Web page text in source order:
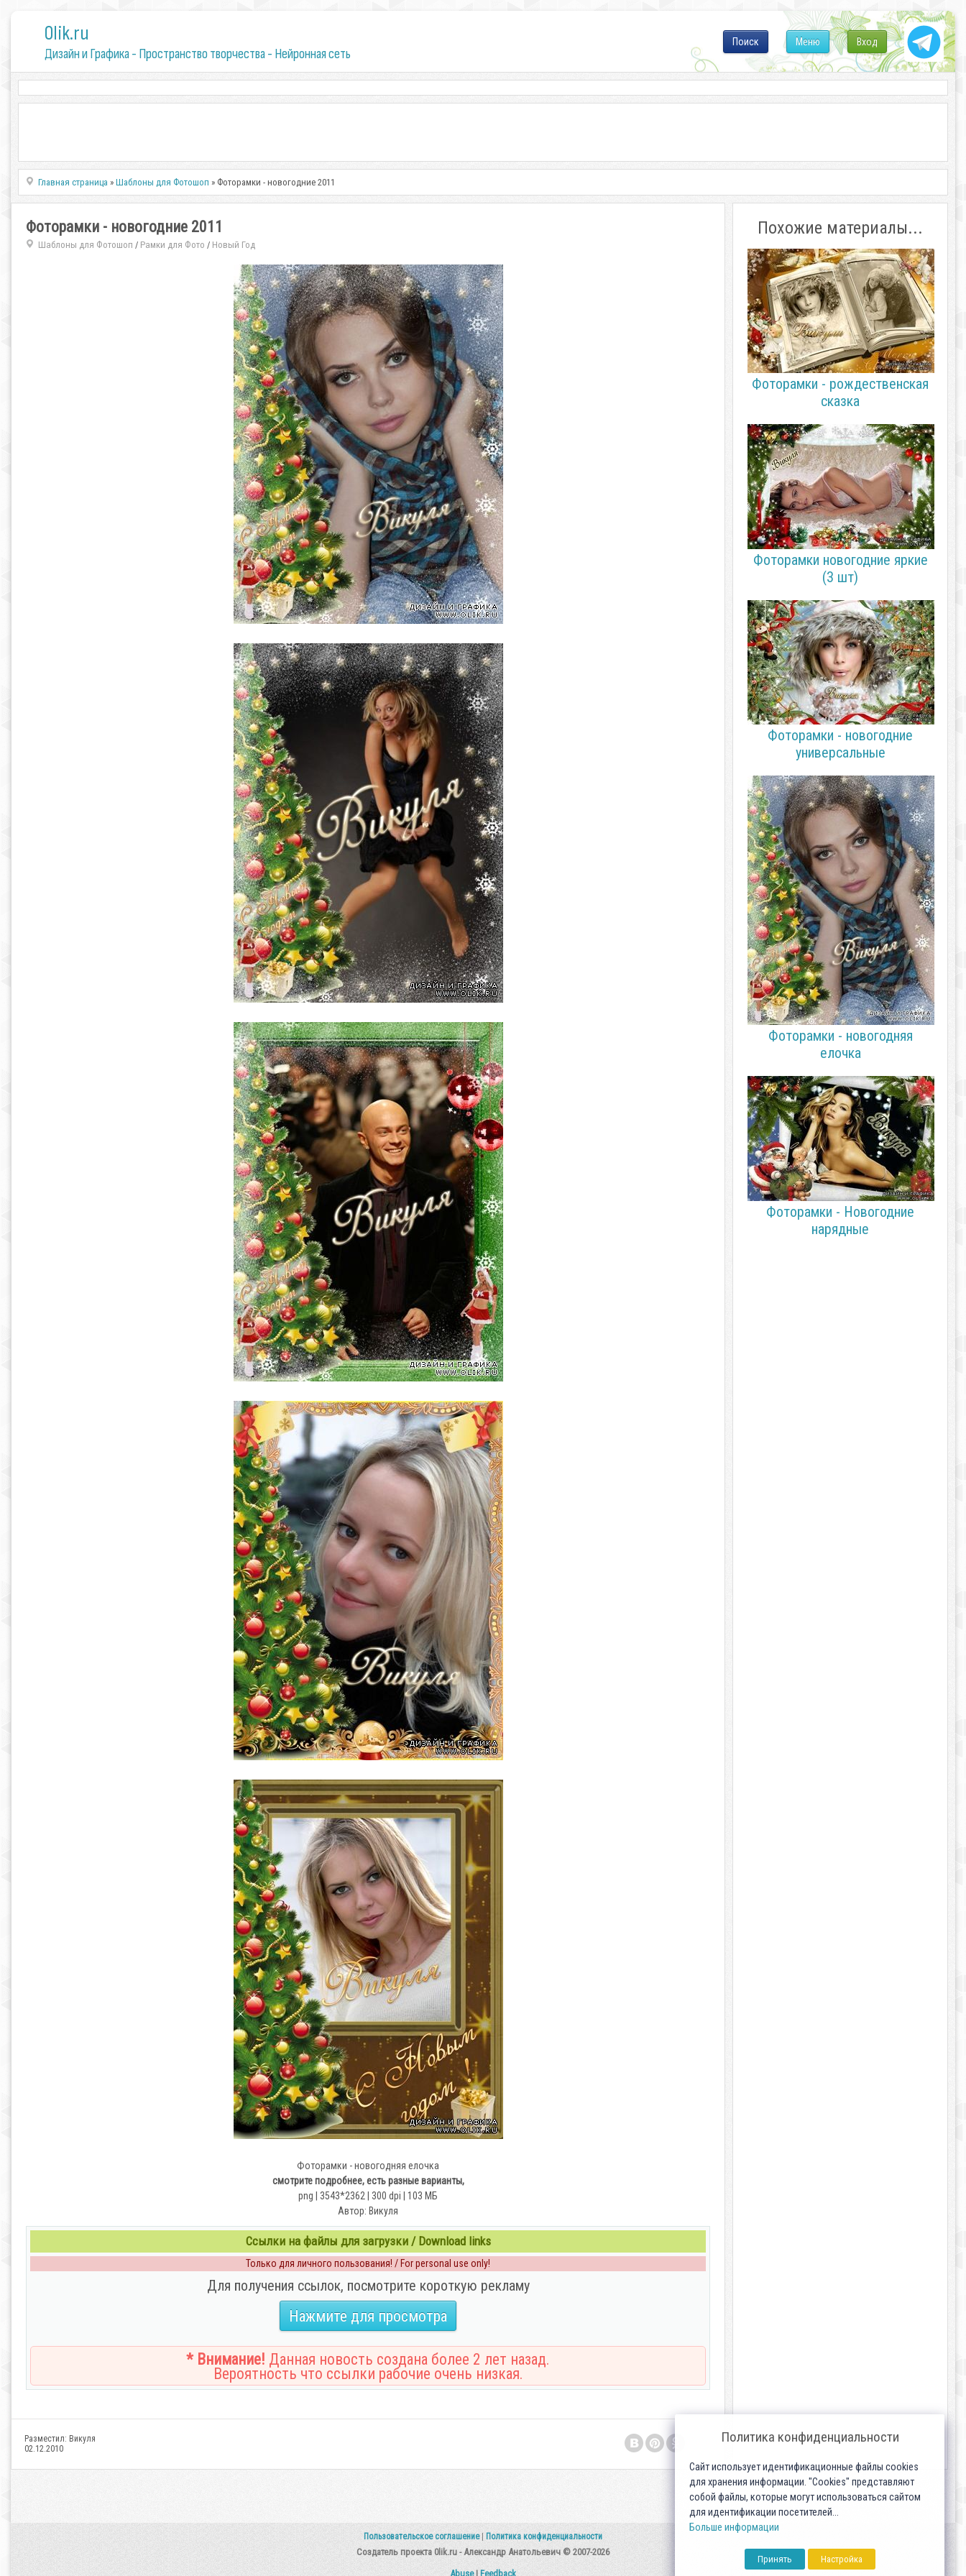
0lik.ru
Дизайн и Графика - Пространство творчества - Нейронная сеть
Вход
Меню
Поиск
Главная страница »Шаблоны для Фотошоп » Фоторамки - новогодние 2011
Фоторамки - новогодние 2011
Шаблоны для Фотошоп / Рамки для Фото / Новый Год
Фоторамки - новогодняя елочка
смотрите подробнее, есть разные варианты,
png | 3543*2362 | 300 dpi | 103 МБ
Автор: Викуля
Ссылки на файлы для загрузки / Download links
Только для личного пользования! / For personal use only!
Для получения ссылок, посмотрите короткую рекламу
Нажмите для просмотра
* Внимание! Данная новость создана более 2 лет назад.
Вероятность что ссылки рабочие очень низкая.
Разместил: Викуля
02.12.2010
Похожие материалы...
Фоторамки - рождественская
сказка
Фоторамки новогодние яркие
(3 шт)
Фоторамки - новогодние
универсальные
Фоторамки - новогодняя
елочка
Фоторамки - Новогодние
нарядные
Пользовательское соглашение Политика конфиденциальности
Создатель проекта 0lik.ru - Александр Анатольевич © 2007-2026
Abuse| Feedback
Политика конфиденциальности
Сайт использует идентификационные файлы cookies
для хранения информации. "Cookies" представляют
собой файлы, которые могут использоваться сайтом
для идентификации посетителей...
Больше информации
Принять Настройка